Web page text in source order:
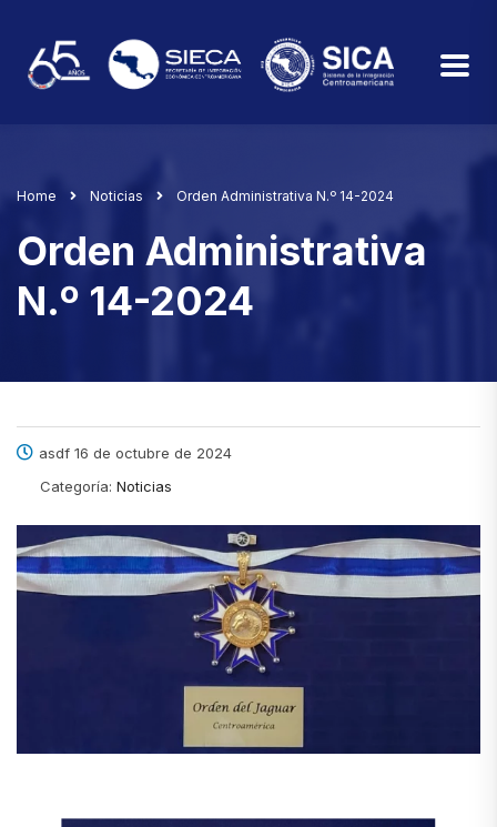
Home Noticias Orden Administrativa N.º 14-2024
Orden Administrativa
N.º 14-2024
asdf 16 de octubre de 2024
Categoría: Noticias